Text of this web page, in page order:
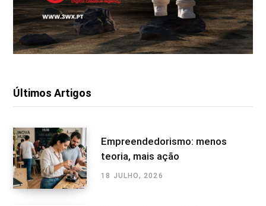
Últimos Artigos
Empreendedorismo: menos
teoria, mais ação
18 JULHO, 2026